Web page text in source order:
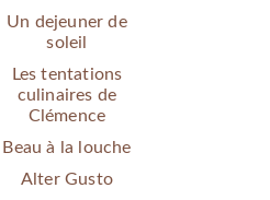
Un dejeuner de
soleil
Les tentations
culinaires de
Clémence
Beau à la louche
Alter Gusto